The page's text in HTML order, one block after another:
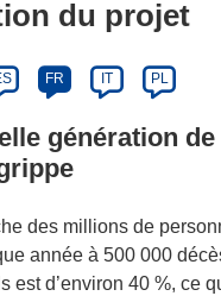
du projet
FR IT PL
génération
des millions de
année à 500 000
est d’environ 40 %, ce